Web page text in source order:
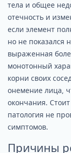
тела и общее
отечность и
если элемент
но не показался
выраженная
монотонный
корни своих
онемение лица,
окончания.
патология не
симптомов.
Причины